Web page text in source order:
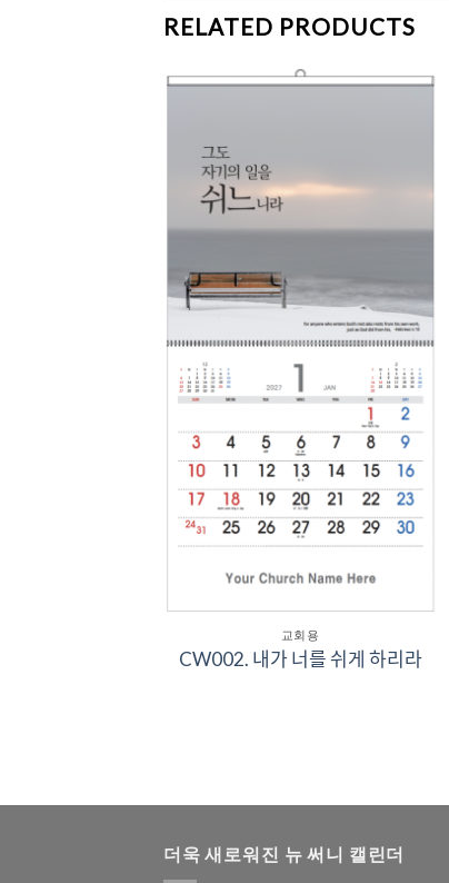
RELATED PRODUCTS
교회용
CW002. 내가 너를 쉬게 하리라
더욱 새로워진 뉴 써니 캘린더